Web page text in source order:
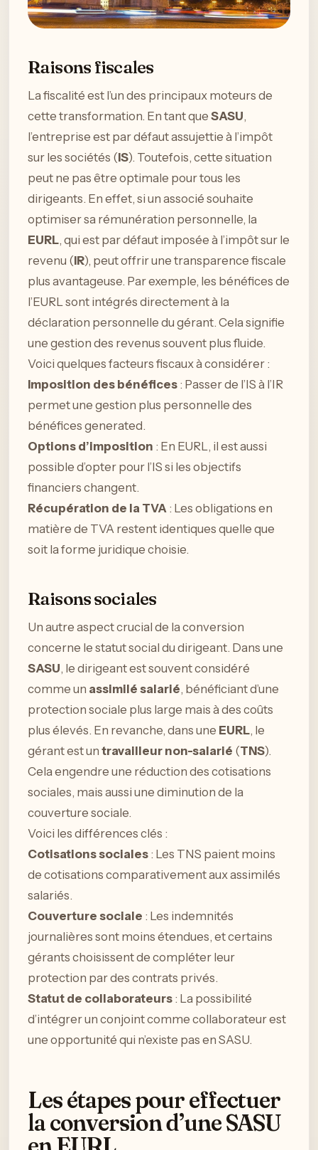
Raisons fiscales
La fiscalité est l’un des principaux moteurs de
cette transformation. En tant que SASU,
l’entreprise est par défaut assujettie à l’impôt
sur les sociétés (IS). Toutefois, cette situation
peut ne pas être optimale pour tous les
dirigeants. En effet, si un associé souhaite
optimiser sa rémunération personnelle, la
EURL, qui est par défaut imposée à l’impôt sur le
revenu (IR), peut offrir une transparence fiscale
plus avantageuse. Par exemple, les bénéfices de
l’EURL sont intégrés directement à la
déclaration personnelle du gérant. Cela signifie
une gestion des revenus souvent plus fluide.
Voici quelques facteurs fiscaux à considérer :
Imposition des bénéfices : Passer de l’IS à l’IR
permet une gestion plus personnelle des
bénéfices generated.
Options d’imposition : En EURL, il est aussi
possible d’opter pour l’IS si les objectifs
financiers changent.
Récupération de la TVA : Les obligations en
matière de TVA restent identiques quelle que
soit la forme juridique choisie.
Raisons sociales
Un autre aspect crucial de la conversion
concerne le statut social du dirigeant. Dans une
SASU, le dirigeant est souvent considéré
comme un assimilé salarié, bénéficiant d’une
protection sociale plus large mais à des coûts
plus élevés. En revanche, dans une EURL, le
gérant est un travailleur non-salarié (TNS).
Cela engendre une réduction des cotisations
sociales, mais aussi une diminution de la
couverture sociale.
Voici les différences clés :
Cotisations sociales : Les TNS paient moins
de cotisations comparativement aux assimilés
salariés.
Couverture sociale : Les indemnités
journalières sont moins étendues, et certains
gérants choisissent de compléter leur
protection par des contrats privés.
Statut de collaborateurs : La possibilité
d’intégrer un conjoint comme collaborateur est
une opportunité qui n’existe pas en SASU.
Les étapes pour effectuer
la conversion d’une SASU